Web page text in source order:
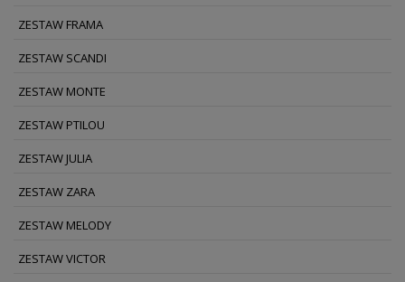
ZESTAW FRAMA
ZESTAW SCANDI
ZESTAW MONTE
ZESTAW PTILOU
ZESTAW JULIA
ZESTAW ZARA
ZESTAW MELODY
ZESTAW VICTOR